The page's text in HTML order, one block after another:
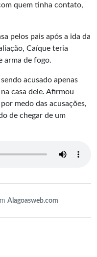
quem tinha contato,
pelos pais após a ida da
Caíque teria
arma de fogo.
acusado apenas
casa dele. Afirmou
medo das acusações,
de chegar de um
Alagoasweb.com